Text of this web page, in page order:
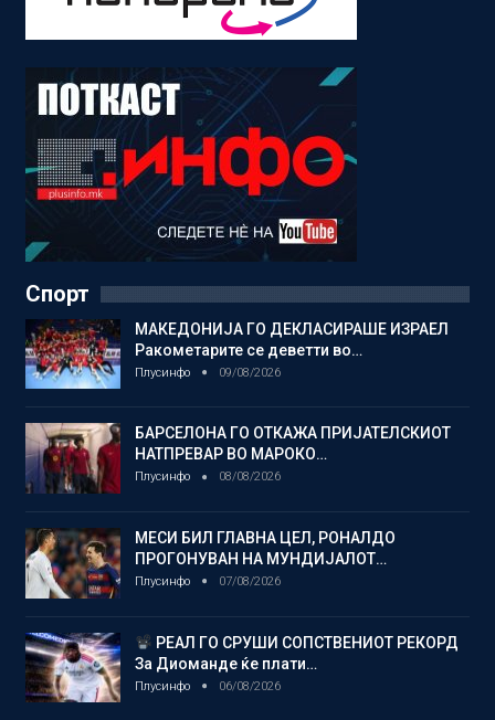
Спорт
МАКЕДОНИЈА ГО ДЕКЛАСИРАШЕ ИЗРАЕЛ
Ракометарите се деветти во…
Плусинфо 09/08/2026
БАРСЕЛОНА ГО ОТКАЖА ПРИЈАТЕЛСКИОТ
НАТПРЕВАР ВО МАРОКО…
Плусинфо 08/08/2026
МЕСИ БИЛ ГЛАВНА ЦЕЛ, РОНАЛДО
ПРОГОНУВАН НА МУНДИЈАЛОТ…
Плусинфо 07/08/2026
РЕАЛ ГО СРУШИ СОПСТВЕНИОТ РЕКОРД
За Диоманде ќе плати…
Плусинфо 06/08/2026